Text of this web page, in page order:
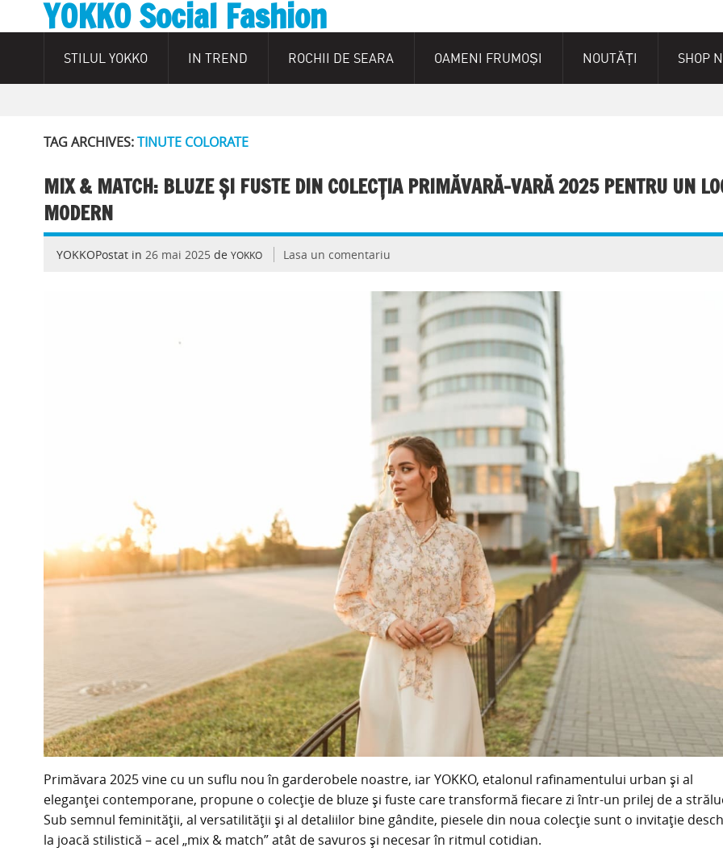
YOKKO Social Fashion
STILUL YOKKO IN TREND ROCHII DE SEARA OAMENI FRUMOȘI NOUTĂȚI SHOP
TAG ARCHIVES:TINUTE COLORATE
MIX & MATCH: BLUZE ȘI FUSTE DIN COLECȚIA PRIMĂVARĂ-VARĂ 2025 PENTRU UN
MODERN
YOKKOPostat in 26 mai 2025 de YOKKO Lasa un comentariu
Primăvara 2025 vine cu un suflu nou în garderobele noastre, iar YOKKO, etalonul rafinamentului urban și al
eleganței contemporane, propune o colecție de bluze și fuste care transformă fiecare zi într-un prilej de a
Sub semnul feminității, al versatilității și al detaliilor bine gândite, piesele din noua colecție sunt o invitație
la joacă stilistică – acel „mix & match” atât de savuros și necesar în ritmul cotidian.